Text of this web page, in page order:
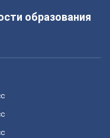
образования